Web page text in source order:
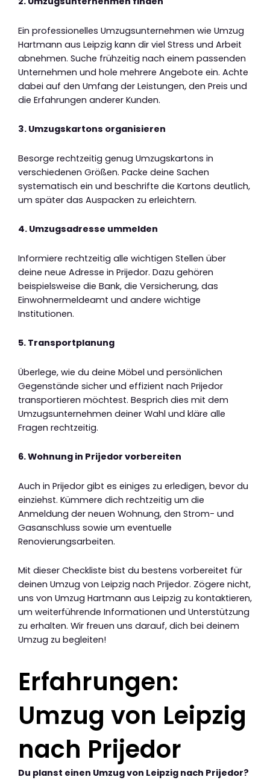
Ein professionelles Umzugsunternehmen wie Umzug
Hartmann aus Leipzig kann dir viel Stress und Arbeit
abnehmen. Suche frühzeitig nach einem passenden
Unternehmen und hole mehrere Angebote ein. Achte
dabei auf den Umfang der Leistungen, den Preis und
die Erfahrungen anderer Kunden.
3. Umzugskartons organisieren
Besorge rechtzeitig genug Umzugskartons in
verschiedenen Größen. Packe deine Sachen
systematisch ein und beschrifte die Kartons deutlich,
um später das Auspacken zu erleichtern.
4. Umzugsadresse ummelden
Informiere rechtzeitig alle wichtigen Stellen über
deine neue Adresse in Prijedor. Dazu gehören
beispielsweise die Bank, die Versicherung, das
Einwohnermeldeamt und andere wichtige
Institutionen.
5. Transportplanung
Überlege, wie du deine Möbel und persönlichen
Gegenstände sicher und effizient nach Prijedor
transportieren möchtest. Besprich dies mit dem
Umzugsunternehmen deiner Wahl und kläre alle
Fragen rechtzeitig.
6. Wohnung in Prijedor vorbereiten
Auch in Prijedor gibt es einiges zu erledigen, bevor du
einziehst. Kümmere dich rechtzeitig um die
Anmeldung der neuen Wohnung, den Strom- und
Gasanschluss sowie um eventuelle
Renovierungsarbeiten.
Mit dieser Checkliste bist du bestens vorbereitet für
deinen Umzug von Leipzig nach Prijedor. Zögere nicht,
uns von Umzug Hartmann aus Leipzig zu kontaktieren,
um weiterführende Informationen und Unterstützung
zu erhalten. Wir freuen uns darauf, dich bei deinem
Umzug zu begleiten!
Erfahrungen:
Umzug von Leipzig
nach Prijedor
Du planst einen Umzug von Leipzig nach Prijedor?